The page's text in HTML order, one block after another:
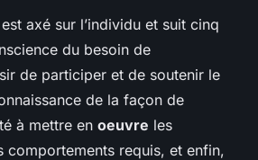
axé sur l’individu et suit cinq
du besoin de
de participer et de soutenir le
de la façon de
à mettre en oeuvre les
comportements requis, et enfin,